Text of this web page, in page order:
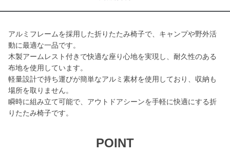
アルミフレームを採用した折りたたみ椅子で、キャンプや野外活
動に最適な一品です。
木製アームレスト付きで快適な座り心地を実現し、耐久性のある
布地を使用しています。
軽量設計で持ち運びが簡単なアルミ素材を使用しており、収納も
場所を取りません。
瞬時に組み立て可能で、アウトドアシーンを手軽に快適にする折
りたたみ椅子です。
POINT